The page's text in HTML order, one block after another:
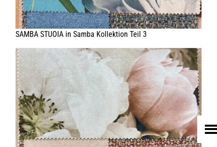
HOME
UNTERNEHMEN
LEDER
FELL
TEXTIL
ECO FRIENDLY